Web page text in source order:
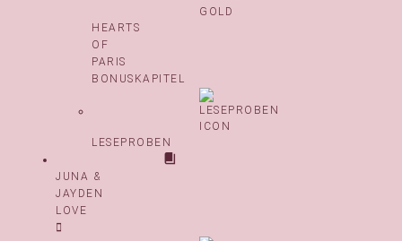
HEARTS
OF
PARIS
BONUSKAPITEL
LESEPROBEN
JUNA &
JAYDEN
LOVE